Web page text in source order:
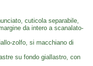
cuticola separabile,
da intero a scanalato-
zolfo, si macchiano di
su fondo giallastro, con